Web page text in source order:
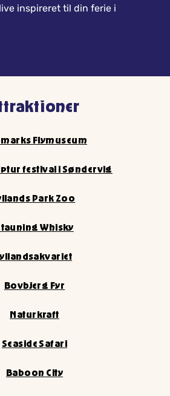
inspireret til din ferie i
Flymuseum
festival i Søndervig
Park Zoo
Whisky
Bovbjerg Fyr
Naturkraft
Seaside Safari
Baboon City